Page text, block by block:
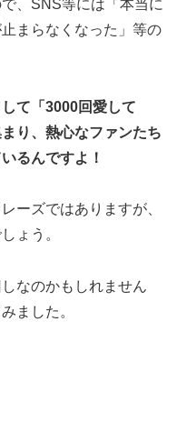
、SNS等には「本当に
まらなくなった」等の
て「3000回愛して
り、熱心なファンたち
るんですよ！
ーズではありますが、
ょう。
なのかもしれません
ました。